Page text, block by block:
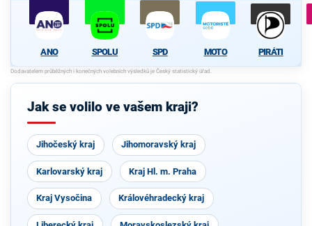
ANO SPOLU SPD MOTO PIRÁTI
Jak se volilo ve vašem kraji?
Jihočeský kraj Jihomoravský kraj
Karlovarský kraj Kraj Hl. m. Praha
Kraj Vysočina Královéhradecký kraj